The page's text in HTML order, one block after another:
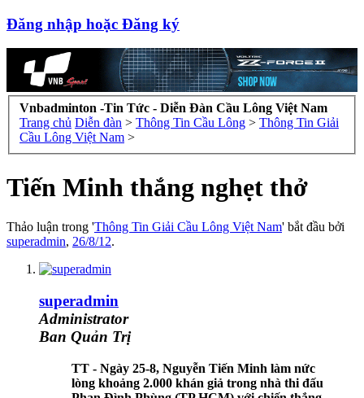
Đăng nhập hoặc Đăng ký
Vnbadminton -Tin Tức - Diễn Đàn Cầu Lông Việt Nam
Trang chủ Diễn đàn > Thông Tin Cầu Lông > Thông Tin Giải
Cầu Lông Việt Nam >
Tiến Minh thắng nghẹt thở
Thảo luận trong 'Thông Tin Giải Cầu Lông Việt Nam' bắt đầu bởi
superadmin, 26/8/12.
superadmin
Administrator
Ban Quản Trị
TT - Ngày 25-8, Nguyễn Tiến Minh làm nức
lòng khoảng 2.000 khán giả trong nhà thi đấu